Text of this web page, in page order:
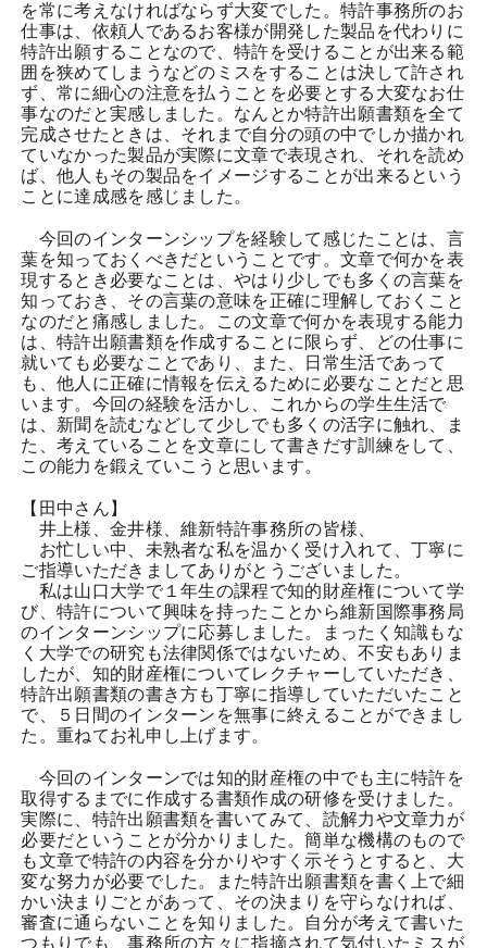
を常に考えなければならず大変でした。特許事務所のお
仕事は、依頼人であるお客様が開発した製品を代わりに
特許出願することなので、特許を受けることが出来る範
囲を狭めてしまうなどのミスをすることは決して許され
ず、常に細心の注意を払うことを必要とする大変なお仕
事なのだと実感しました。なんとか特許出願書類を全て
完成させたときは、それまで自分の頭の中でしか描かれ
ていなかった製品が実際に文章で表現され、それを読め
ば、他人もその製品をイメージすることが出来るという
ことに達成感を感じました。
今回のインターンシップを経験して感じたことは、言
葉を知っておくべきだということです。文章で何かを表
現するとき必要なことは、やはり少しでも多くの言葉を
知っておき、その言葉の意味を正確に理解しておくこと
なのだと痛感しました。この文章で何かを表現する能力
は、特許出願書類を作成することに限らず、どの仕事に
就いても必要なことであり、また、日常生活であって
も、他人に正確に情報を伝えるために必要なことだと思
います。今回の経験を活かし、これからの学生生活で
は、新聞を読むなどして少しでも多くの活字に触れ、ま
た、考えていることを文章にして書きだす訓練をして、
この能力を鍛えていこうと思います。
【田中さん】
井上様、金井様、維新特許事務所の皆様、
お忙しい中、未熟者な私を温かく受け入れて、丁寧に
ご指導いただきましてありがとうございました。
私は山口大学で１年生の課程で知的財産権について学
び、特許について興味を持ったことから維新国際事務局
のインターンシップに応募しました。まったく知識もな
く大学での研究も法律関係ではないため、不安もありま
したが、知的財産権についてレクチャーしていただき、
特許出願書類の書き方も丁寧に指導していただいたこと
で、５日間のインターンを無事に終えることができまし
た。重ねてお礼申し上げます。
今回のインターンでは知的財産権の中でも主に特許を
取得するまでに作成する書類作成の研修を受けました。
実際に、特許出願書類を書いてみて、読解力や文章力が
必要だということが分かりました。簡単な機構のもので
も文章で特許の内容を分かりやすく示そうとすると、大
変な努力が必要でした。また特許出願書類を書く上で細
かい決まりごとがあって、その決まりを守らなければ、
審査に通らないことを知りました。自分が考えて書いた
つもりでも、事務所の方々に指摘されて気付いたミスが